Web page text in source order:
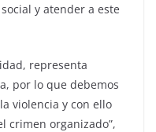
y atender a este
representa
por lo que debemos
violencia y con ello
crimen organizado”,